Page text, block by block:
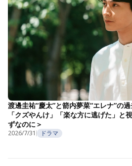
渡邊圭祐“慶太”と箭内夢菜“エレナ”の
「クズやんけ」「楽な方に逃げた」と
ずなのに＞
2026/7/31 ドラマ